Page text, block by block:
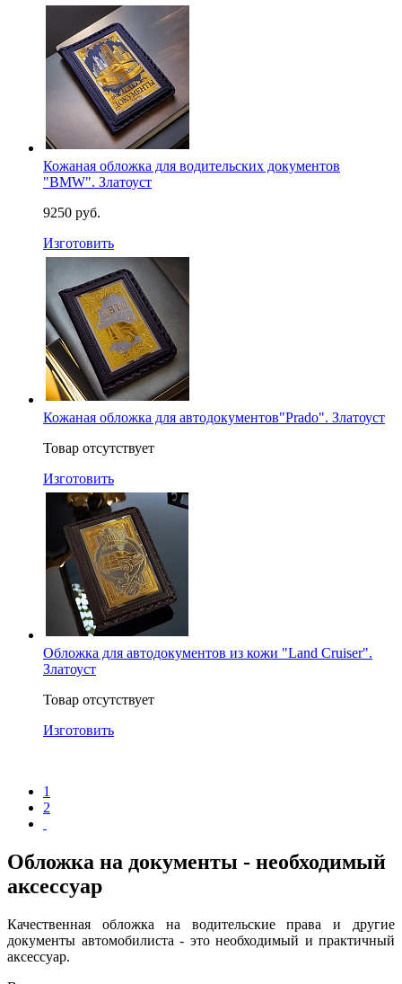
Кожаная обложка для водительских документов
"BMW". Златоуст
9250 руб.
Изготовить
Кожаная обложка для автодокументов"Prado". Златоуст
Товар отсутствует
Изготовить
Обложка для автодокументов из кожи "Land Cruiser".
Златоуст
Товар отсутствует
Изготовить
1
2
Обложка на документы - необходимый
аксессуар
Качественная обложка на водительские права и другие
документы автомобилиста - это необходимый и практичный
аксессуар.